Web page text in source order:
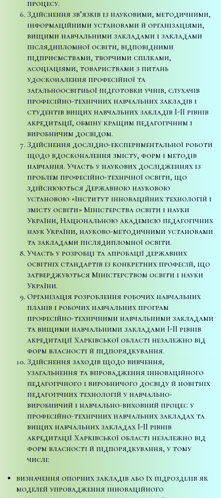
процесу.
Здійснення зв’язків із науковими, методичними,
інформаційними установами й організаціями,
вищими навчальними закладами і закладами
післядипломної освіти, відповідними
підприємствами, творчими спілками,
асоціаціями, товариствами з питань
удосконалення професійної та
загальноосвітньої підготовки учнів, слухачів
професійно-технічних навчальних закладів і
студентів вищих навчальних закладів I-II рівнів
акредитації, обміну кращим педагогічним і
виробничим досвідом.
Здійснення дослідно-експериментальної роботи
щодо вдосконалення змісту, форм і методів
навчання. Участь у наукових дослідженнях із
проблем професійно-технічної освіти, що
здійснюються Державною науковою
установою «Інститут інноваційних технологій і
змісту освіти» Міністерства освіти і науки
України, Національною академією педагогічних
наук України, науково-методичними установами
та закладами післядипломної освіти.
Участь у розробці та апробації державних
освітніх стандартів із конкретних професій, що
затверджуються Міністерством освіти і науки
України.
Організація розроблення робочих навчальних
планів і робочих навчальних програм
професійно-технічними навчальними закладами
та вищими навчальними закладами I-II рівнів
акредитації Харківської області незалежно від
форм власності й підпорядкування.
Здійснення заходів щодо вивчення,
узагальнення та впровадження інноваційного
педагогічного і виробничого досвіду й новітніх
педагогічних технологій у навчально-
виробничий і навчально-виховний процес у
професійно-технічних навчальних закладах та
вищих навчальних закладах I-II рівнів
акредитації Харківської області незалежно від
форм власності й підпорядкування, у тому
числі:
визначення опорних закладів або їх підрозділів як
моделей упровадження інноваційного